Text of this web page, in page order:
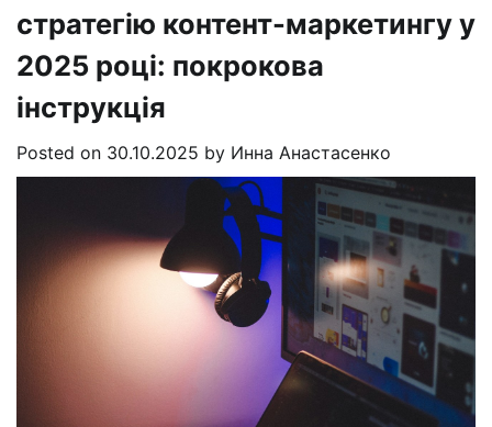
стратегію контент-маркетингу у
2025 році: покрокова
інструкція
Posted on 30.10.2025 by Инна Анастасенко